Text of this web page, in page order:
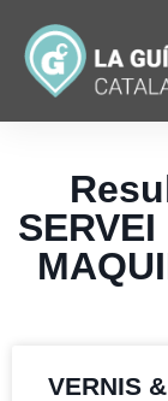
VERNIS